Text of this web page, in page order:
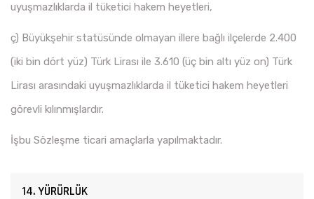
uyuşmazlıklarda il tüketici hakem heyetleri,
ç) Büyükşehir statüsünde olmayan illere bağlı ilçelerde 2.400
(iki bin dört yüz) Türk Lirası ile 3.610 (üç bin altı yüz on) Türk
Lirası arasındaki uyuşmazlıklarda il tüketici hakem heyetleri
görevli kılınmışlardır.
İşbu Sözleşme ticari amaçlarla yapılmaktadır.
14. YÜRÜRLÜK